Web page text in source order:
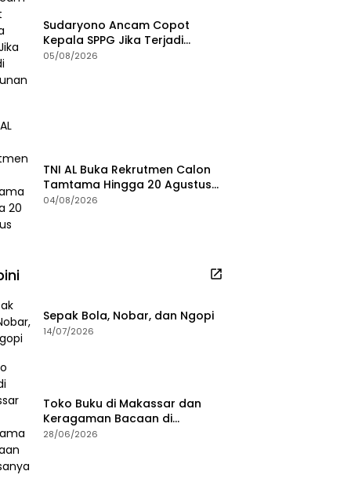
Sudaryono Ancam Copot
Kepala SPPG Jika Terjadi
Keracunan MBG
05/08/2026
TNI AL Buka Rekrutmen Calon
Tamtama Hingga 20 Agustus
2026
04/08/2026
Sepak Bola, Nobar, dan Ngopi
14/07/2026
Toko Buku di Makassar dan
Keragaman Bacaan di
Masanya
28/06/2026